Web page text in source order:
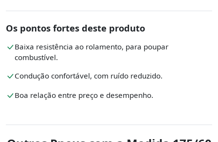
Os pontos fortes deste produto
Baixa resistência ao rolamento, para poupar
combustível.
Condução confortável, com ruído reduzido.
Boa relação entre preço e desempenho.